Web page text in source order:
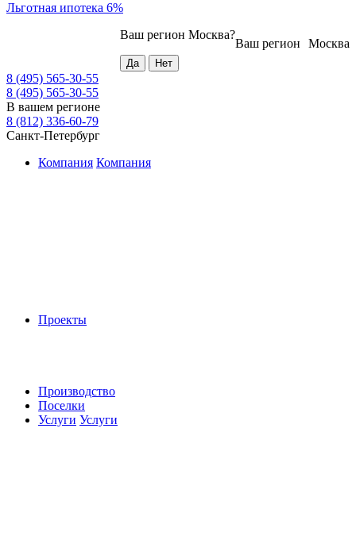
Льготная ипотека 6%
Москва
Ваш регион
Ваш регион Москва?
8 (495) 565-30-55
8 (495) 565-30-55
В вашем регионе
8 (812) 336-60-79
Санкт-Петербург
Компания Компания
Проекты
Производство
Поселки
Услуги Услуги